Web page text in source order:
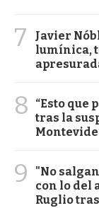
7
Javier
lumínica,
8
“Esto que
tras la
9
"No
con lo del
Ruglio